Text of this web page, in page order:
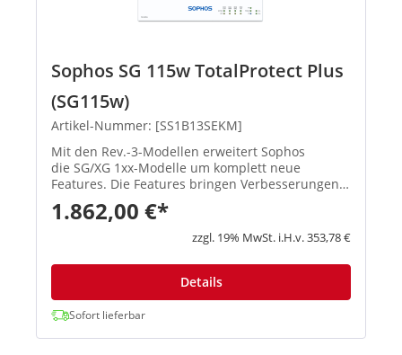
Sophos SG 115w TotalProtect Plus
(SG115w)
Artikel-Nummer: [SS1B13SEKM]
Mit den Rev.-3-Modellen erweitert Sophos
die SG/XG 1xx-Modelle um komplett neue
Features. Die Features bringen Verbesserungen
in den Schwerpunktbereichen Konnektivität,
Flexibilität, Zuverlässigkeit und Performa...
1.862,00 €*
zzgl. 19% MwSt. i.H.v. 353,78 €
Details
Sofort lieferbar